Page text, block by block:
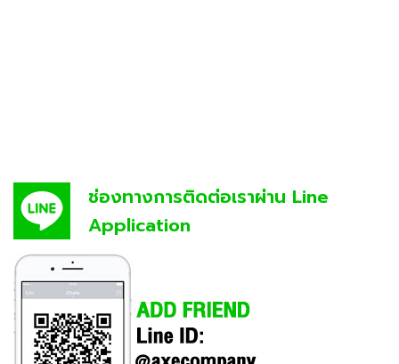
ช่องทางการติดต่อเราผ่าน Line
Application